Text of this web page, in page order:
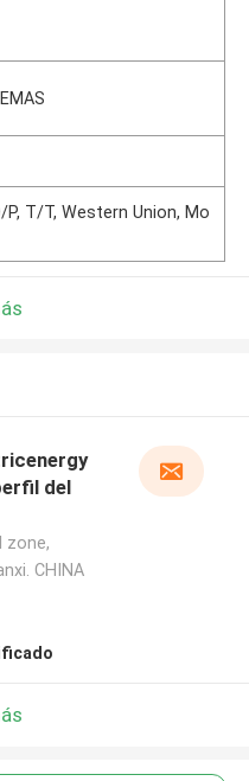
P, T/T, Western Union, Mo
del
zone,
CHINA